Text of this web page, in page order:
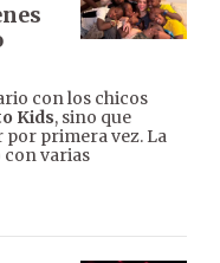
con los chicos
Kids, sino que
por primera vez. La
varias